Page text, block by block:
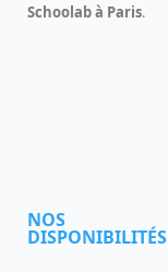
Schoolab à Paris.
NOS
DISPONIBILITÉS